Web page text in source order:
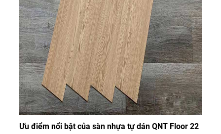
Ưu điểm nổi bật của sàn nhựa tự dán QNT Floor 22